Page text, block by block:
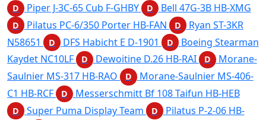
D Piper J-3C-65 Cub F-GHBY D Bell 47G-3B HB-XMG
D Pilatus PC-6/350 Porter HB-FAN D
Ryan ST-3KR
N58651
D DFS Habicht E D-1901 D
Boeing Stearman
Kaydet NC10LF D Dewoitine D.26 HB-RAI D
Morane-
Saulnier MS-317 HB-RAO D
Morane-Saulnier MS-406-
C1 HB-RCF D Messerschmitt Bf 108 Taifun HB-HEB
D Super Puma Display Team D Pilatus P-2-06 HB-